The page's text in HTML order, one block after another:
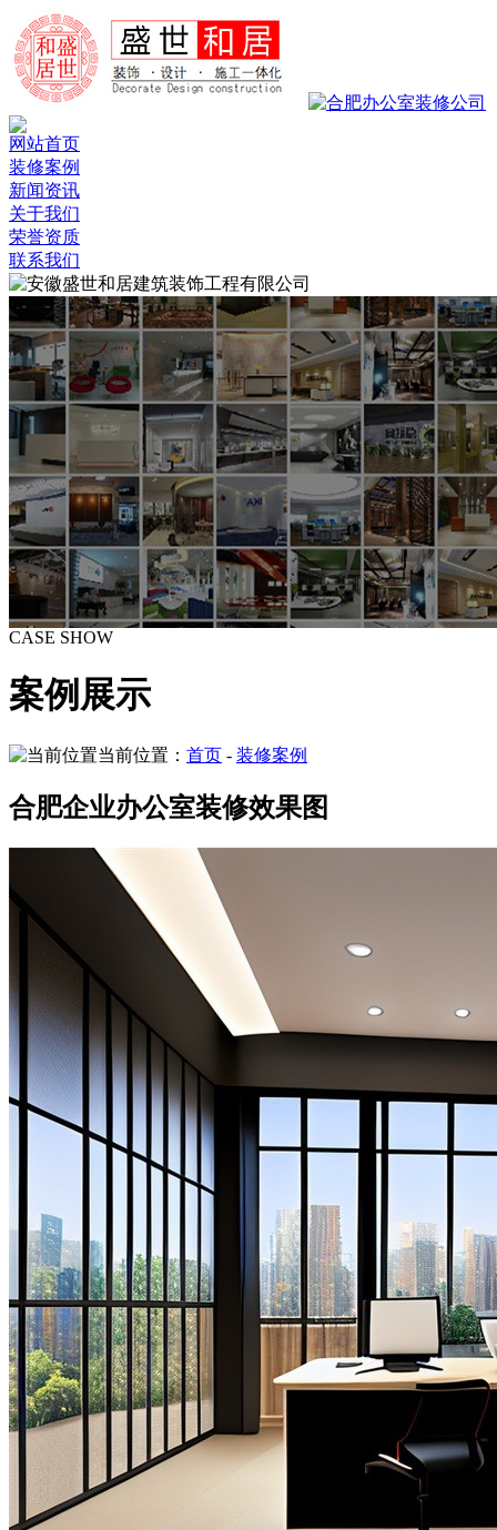
网站首页
装修案例
新闻资讯
关于我们
荣誉资质
联系我们
CASE SHOW
案例展示
当前位置： 首页 - 装修案例
合肥企业办公室装修效果图